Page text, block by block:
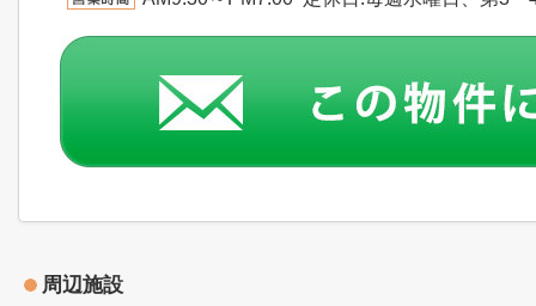
周辺施設